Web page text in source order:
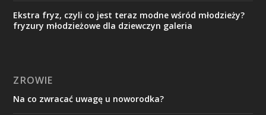
Ekstra fryz, czyli co jest teraz modne wśród młodzieży?
fryzury młodzieżowe dla dziewczyn galeria
ZROWIE
Na co zwracać uwagę u noworodka?